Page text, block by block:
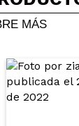
MÁS